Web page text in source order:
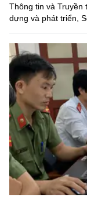
Thông tin và Truyền
dựng và phát triển,